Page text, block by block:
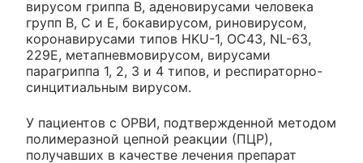
вирусом гриппа В, аденовирусами человека
групп B, C и E, бокавирусом, риновирусом,
коронавирусами типов HKU-1, ОС43, NL-63,
229E, метапневмовирусом, вирусами
парагриппа 1, 2, 3 и 4 типов, и респираторно-
синцитиальным вирусом.
У пациентов с ОРВИ, подтвержденной методом
полимеразной цепной реакции (ПЦР),
получавших в качестве лечения препарат